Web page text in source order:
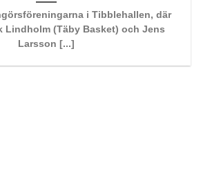
i Tibblehallen, där
Lindholm (Täby Basket) och Jens
Larsson [...]